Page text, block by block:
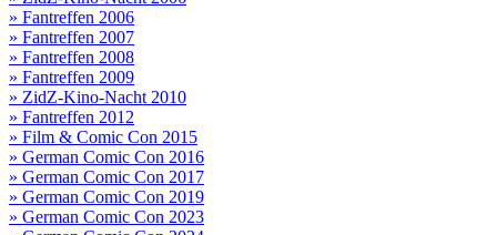
» Fantreffen 2006
» Fantreffen 2007
» Fantreffen 2008
» Fantreffen 2009
» ZidZ-Kino-Nacht 2010
» Fantreffen 2012
» Film & Comic Con 2015
» German Comic Con 2016
» German Comic Con 2017
» German Comic Con 2019
» German Comic Con 2023